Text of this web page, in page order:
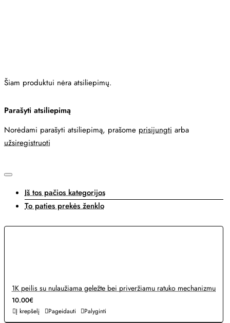
Šiam produktui nėra atsiliepimų.
Parašyti atsiliepimą
Norėdami parašyti atsiliepimą, prašome prisijungti arba
užsiregistruoti
Iš tos pačios kategorijos
To paties prekės ženklo
1K peilis su nulaužiama geležte bei priveržiamu ratuko mechanizmu
10.00€
Į krepšelį Pageidauti Palyginti